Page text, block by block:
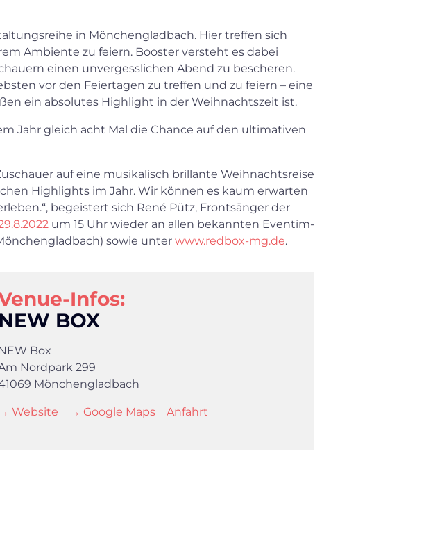
in Mönchengladbach. Hier treffen sich
Ambiente zu feiern. Booster versteht es dabei
einen unvergesslichen Abend zu bescheren.
vor den Feiertagen zu treffen und zu feiern – eine
ein absolutes Highlight in der Weihnachtszeit ist.
Jahr gleich acht Mal die Chance auf den ultimativen
auf eine musikalisch brillante Weihnachtsreise
Highlights im Jahr. Wir können es kaum erwarten
begeistert sich René Pütz, Frontsänger der
um 15 Uhr wieder an allen bekannten Eventim-
sowie unter www.redbox-mg.de.
Infos:
NEW BOX
Box
Nordpark 299
Mönchengladbach
→ Website → Google Maps Anfahrt